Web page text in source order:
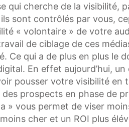
qui cherche de la visibilité,
sont contrôlés par vous,
« volontaire » de votre
de ciblage de ces
Ce qui a de plus en plus le
En effet aujourd’hui,
pousser votre visibilité en
prospects en phase de
» vous permet de viser
cher et un ROI plus